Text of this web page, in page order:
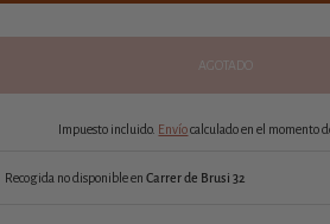
AGOTADO
Impuesto incluido. Envíocalculado en el momento
Recogida no disponible en Carrer de Brusi 32